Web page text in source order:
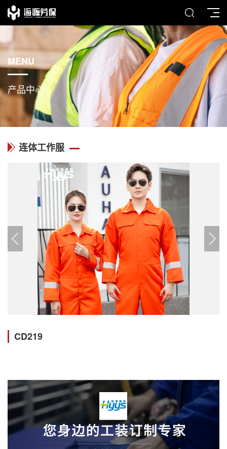
MENU
产品中心
连体工作服
CD219